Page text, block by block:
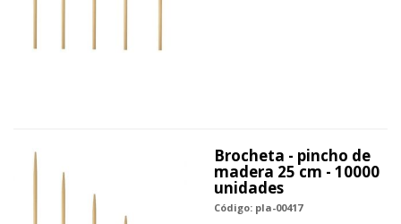
Brocheta - pincho de
madera 25 cm - 10000
unidades
Código: pla-00417